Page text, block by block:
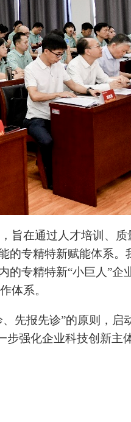
旨在通过人才培训、
的专精特新赋能体系。
的专精特新“小巨人”企
体系。
先报先诊”的原则，启
步强化企业科技创新主